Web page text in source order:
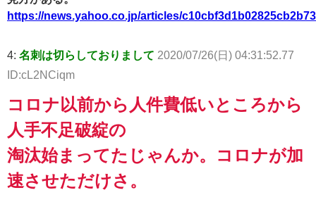
https://news.yahoo.co.jp/articles/
4: 名刺は切らしておりまして 2020/07/26(日) 04:31:52.77
ID:cL2NCiqm
コロナ以前から人件費低いところから
人手不足破綻の
淘汰始まってたじゃんか。コロナが加
速させただけさ。